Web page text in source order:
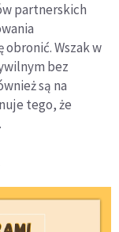
partnerskich
obronić. Wszak w
bez
są na
tego, że